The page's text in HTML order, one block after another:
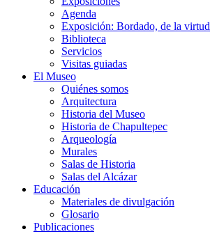
Agenda
Exposición: Bordado, de la virtud
Biblioteca
Servicios
Visitas guiadas
El Museo
Quiénes somos
Arquitectura
Historia del Museo
Historia de Chapultepec
Arqueología
Murales
Salas de Historia
Salas del Alcázar
Educación
Materiales de divulgación
Glosario
Publicaciones